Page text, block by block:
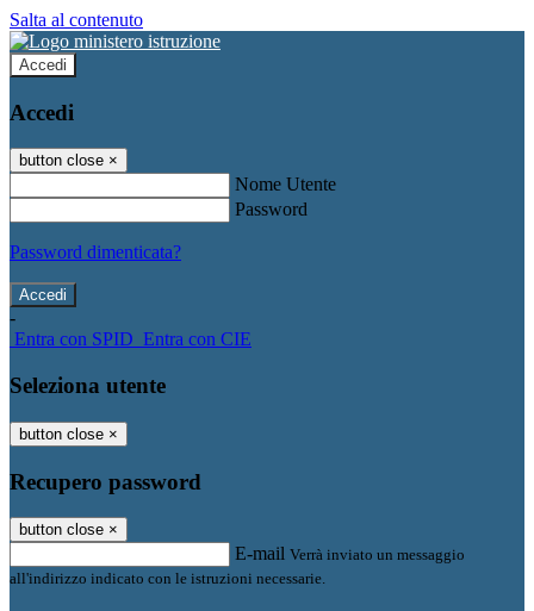
Salta al contenuto
Accedi
Accedi
button close ×
Nome Utente
Password
Password dimenticata?
-
Entra con SPID Entra con CIE
Seleziona utente
button close ×
Recupero password
button close ×
E-mail Verrà inviato un messaggio
all'indirizzo indicato con le istruzioni necessarie.